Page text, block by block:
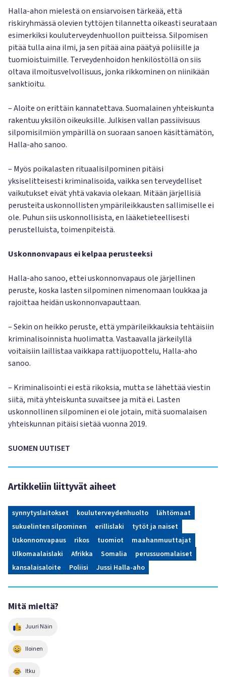
Halla-ahon mielestä on ensiarvoisen tärkeää, että
riskiryhmässä olevien tyttöjen tilannetta oikeasti seurataan
esimerkiksi kouluterveydenhuollon puitteissa. Silpomisen
pitää tulla aina ilmi, ja sen pitää aina päätyä poliisille ja
tuomioistuimille. Terveydenhoidon henkilöstöllä on siis
oltava ilmoitusvelvollisuus, jonka rikkominen on niinikään
sanktioitu.
– Aloite on erittäin kannatettava. Suomalainen yhteiskunta
rakentuu yksilön oikeuksille. Julkisen vallan passiivisuus
silpomisilmiön ympärillä on suoraan sanoen käsittämätön,
Halla-aho sanoo.
– Myös poikalasten rituaalisilpominen pitäisi
yksiselitteisesti kriminalisoida, vaikka sen terveydelliset
vaikutukset eivät yhtä vakavia olekaan. Mitään järjellisiä
perusteita uskonnollisten ympärileikkausten sallimiselle ei
ole. Puhun siis uskonnollisista, en lääketieteellisesti
perustelluista, toimenpiteistä.
Uskonnonvapaus ei kelpaa perusteeksi
Halla-aho sanoo, ettei uskonnonvapaus ole järjellinen
peruste, koska lasten silpominen nimenomaan loukkaa ja
rajoittaa heidän uskonnonvapauttaan.
– Sekin on heikko peruste, että ympärileikkauksia tehtäisiin
kriminalisoinnista huolimatta. Vastaavalla järkeilyllä
voitaisiin laillistaa vaikkapa rattijuopottelu, Halla-aho
sanoo.
– Kriminalisointi ei estä rikoksia, mutta se lähettää viestin
siitä, mitä yhteiskunta suvaitsee ja mitä ei. Lasten
uskonnollinen silpominen ei ole jotain, mitä suomalaisen
yhteiskunnan pitäisi sietää vuonna 2019.
SUOMEN UUTISET
Artikkeliin liittyvät aiheet
synnytyslaitokset kouluterveydenhuolto
lähtömaat
sukuelinten silpominen
erillislaki
tytöt ja naiset
Uskonnonvapaus
rikos tuomiot
maahanmuuttajat
Ulkomaalaislaki
Afrikka Somalia
perussuomalaiset
kansalaisaloite
Poliisi Jussi Halla-aho
Mitä mieltä?
Juuri Näin
Iloinen
Itku